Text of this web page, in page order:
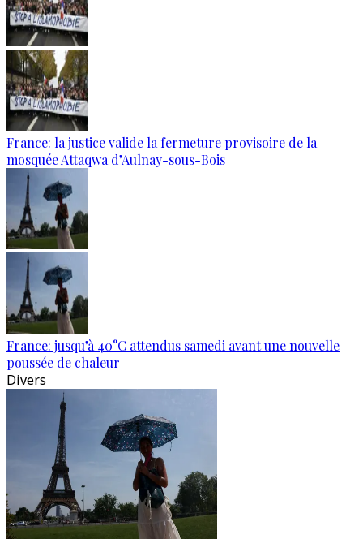
France: la justice valide la fermeture provisoire de la
mosquée Attaqwa d’Aulnay-sous-Bois
France: jusqu’à 40°C attendus samedi avant une nouvelle
poussée de chaleur
Divers